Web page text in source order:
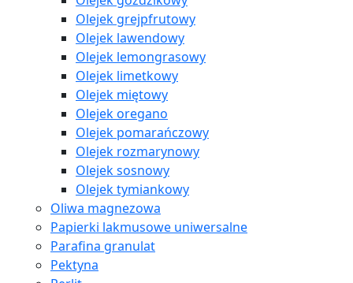
Olejek grejpfrutowy
Olejek lawendowy
Olejek lemongrasowy
Olejek limetkowy
Olejek miętowy
Olejek oregano
Olejek pomarańczowy
Olejek rozmarynowy
Olejek sosnowy
Olejek tymiankowy
Oliwa magnezowa
Papierki lakmusowe uniwersalne
Parafina granulat
Pektyna